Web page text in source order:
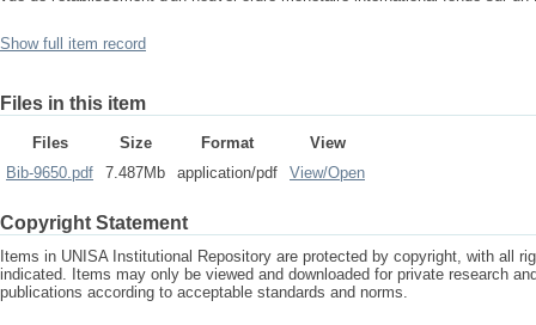
Show full item record
Files in this item
Files Size Format
View
Bib-9650.pdf
7.487Mb application/pdf View/Open
Copyright Statement
Items in UNISA Institutional Repository are protected by copyright, with all
indicated. Items may only be viewed and downloaded for private research
publications according to acceptable standards and norms.